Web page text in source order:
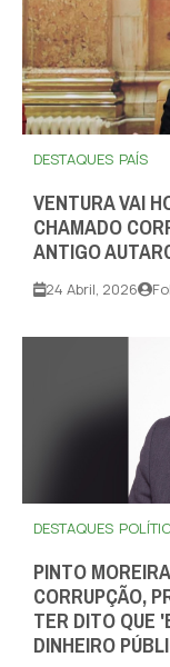
DESTAQUES PAÍS
VENTURA VAI
CHAMADO
ANTIGO
24 Abril, 2026
DESTAQUES
PINTO
CORRUPÇÃO,
TER DITO QUE
DINHEIRO